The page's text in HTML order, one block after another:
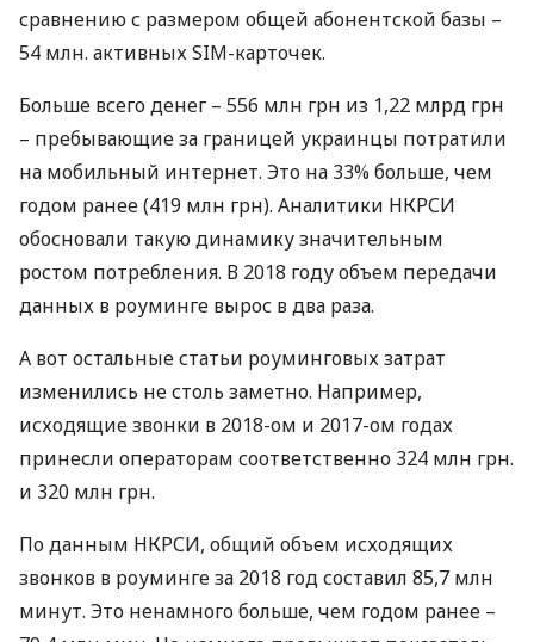
сравнению с размером общей абонентской базы –
54 млн. активныхSIM-карточек.
Больше всего денег – 556 млн грн из 1,22 млрд грн
– пребывающие за границей украинцы потратили
на мобильный интернет. Это на 33% больше, чем
годом ранее (419 млн грн). Аналитики НКРСИ
обосновали такую динамику значительным
ростом потребления. В 2018 году объем передачи
данных в роуминге вырос в два раза.
А вот остальные статьи роуминговых затрат
изменились не столь заметно. Например,
исходящие звонки в 2018-ом и 2017-ом годах
принесли операторам соответственно 324 млн грн.
и 320 млн грн.
По данным НКРСИ, общий объем исходящих
звонков в роуминге за 2018 год составил 85,7 млн
минут. Это ненамного больше, чем годом ранее –